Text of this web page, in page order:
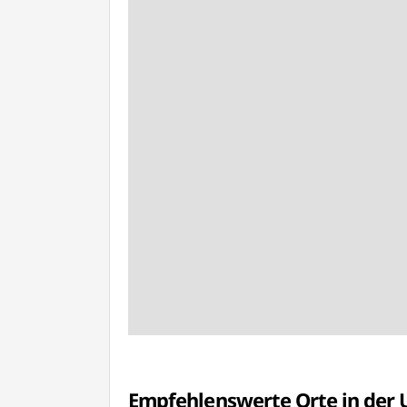
Empfehlenswerte Orte in der